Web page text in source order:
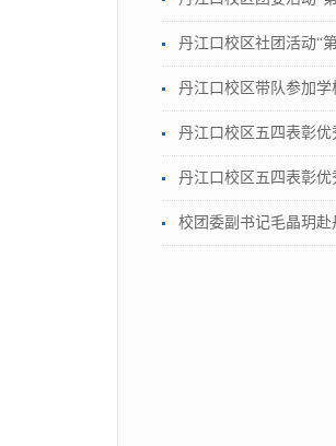
丹江口校区社团活动“
丹江口校区带队参加学
丹江口校区五四表彰
丹江口校区五四表彰
校团委副书记毛晶玥